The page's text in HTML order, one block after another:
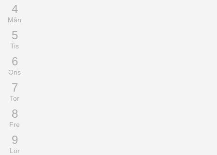
4
Mån
5
Tis
6
Ons
7
Tor
8
Fre
9
Lör